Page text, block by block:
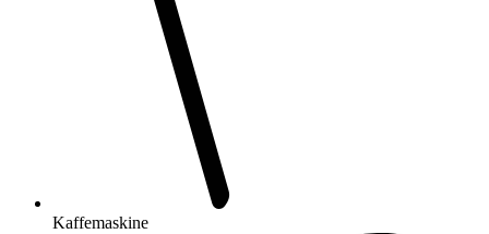
Kaffemaskine